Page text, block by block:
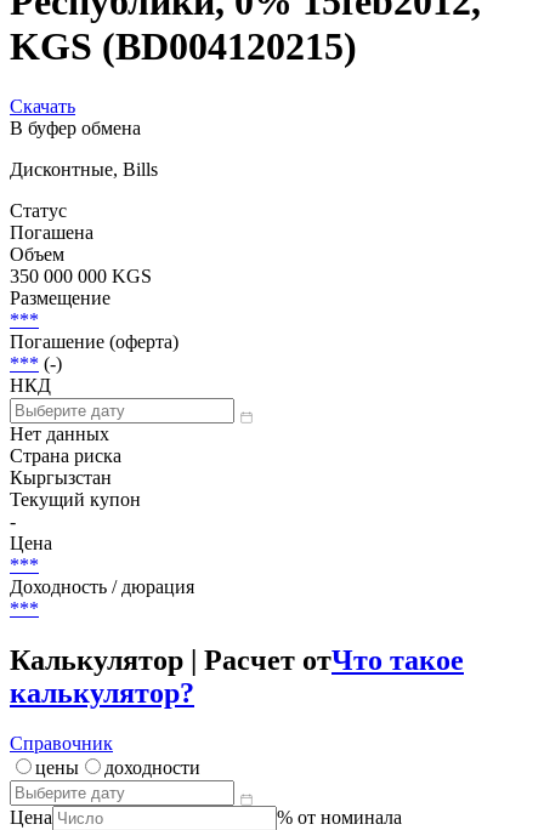
KGS (BD004120215)
Скачать
В буфер обмена
Дисконтные, Bills
Статус
Погашена
Объем
350 000 000 KGS
Размещение
***
Погашение (оферта)
*** (-)
НКД
Нет данных
Страна риска
Кыргызстан
Текущий купон
-
Цена
***
Доходность / дюрация
***
Калькулятор | Расчет отЧто такое
калькулятор?
Справочник
цены
доходности
Цена
% от номинала